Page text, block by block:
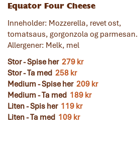
Equator Four Cheese
Inneholder: Mozzerella, revet ost,
tomatsaus, gorgonzola og parmesan.
Allergener: Melk, mel
Stor - Spise her 279 kr
Stor - Ta med 258 kr
Medium - Spise her 209 kr
Medium - Ta med 189 kr
Liten - Spis her 119 kr
Liten - Ta med 109 kr